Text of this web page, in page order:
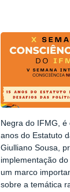
Negra do IFMG,
anos do Estatuto
Giulliano Sousa,
implementação
um marco
sobre a temática